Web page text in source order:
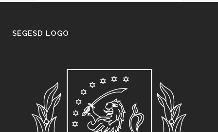
SEGESD LOGO